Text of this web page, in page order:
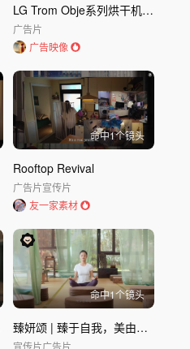
LG Trom Obje系列烘干机广告我们的烘干罗曼史篇｜LG
广告片
广告映像
命中1个镜头
Rooftop Revival
广告片宣传片
友一家素材
命中1个镜头
臻妍颂 | 臻于自我，美由心生